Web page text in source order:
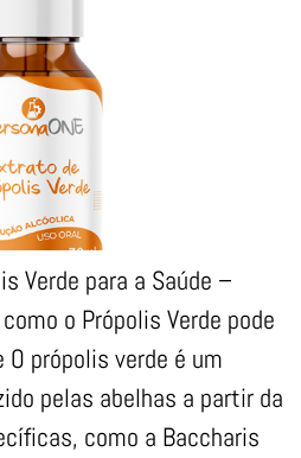
Verde para a Saúde –
o Própolis Verde pode
própolis verde é um
pelas abelhas a partir da
como a Baccharis